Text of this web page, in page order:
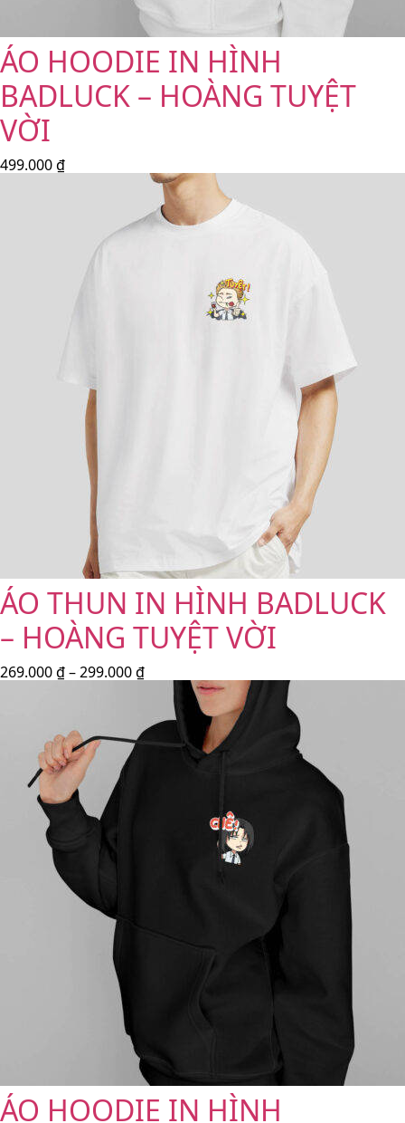
ÁO HOODIE IN HÌNH
BADLUCK – HOÀNG TUYỆT
VỜI
499.000₫
ÁO THUN IN HÌNH BADLUCK
– HOÀNG TUYỆT VỜI
269.000₫–299.000₫
ÁO HOODIE IN HÌNH